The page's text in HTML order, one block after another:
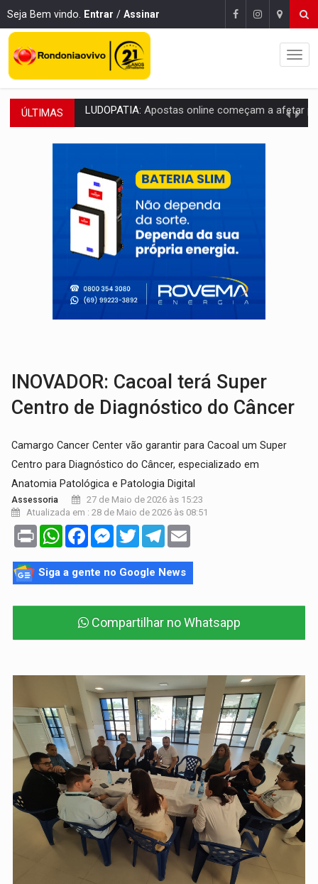
Seja Bem vindo. Entrar / Assinar
ÚLTIMAS REFLORESTAMENTO: Plantar árvores não será mais suficiente para
OVNIS NA LUA:Cientistas alertam para possível base secreta no satélite
ACABOU COM PEUGEOT:Incêndio destrói carro que era rebocado para oficina
VÍDEO: Ladrão é filmado furtando moto na frente do bar
BOLSAS DE PESQUISA: Iniciativa Amazônia+10 lança chamada para fortalecer
MATERIAL:Brasil tem grandes reservas de urânio, mas produz pouco e
VÍDEO:Serpente capturada na fábrica da Coca-Cola é
INOVADOR: ​Cacoal terá Super
Centro de Diagnóstico do Câncer
Camargo Cancer Center vão garantir para Cacoal um Super
Centro para Diagnóstico do Câncer, especializado em
Anatomia Patológica e Patologia Digital
Assessoria
27 de Maio de 2026 às 15:23
Atualizada em : 28 de Maio de 2026 às 08:51
Print WhatsAppFacebookMessenger
TwitterTelegram
Siga a gente no Google News
Compartilhar no Whatsapp